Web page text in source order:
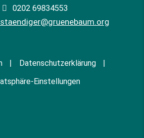
0202 69834553
Datenschutzerklärung
Einstellungen